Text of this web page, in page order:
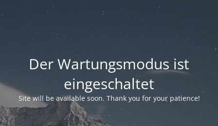
Der Wartungsmodus ist
eingeschaltet
Site will be available soon. Thank you for your patience!